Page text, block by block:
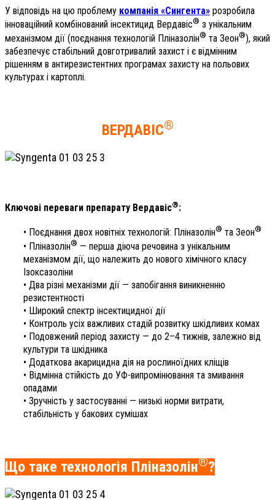
У відповідь на цю проблему компанія «Сингента» розробила
інноваційний комбінований інсектицид Вердавіс® з унікальним
механізмом дії (поєднання технологій Пліназолін® та Зеон®), який
забезпечує стабільний довготривалий захист і є відмінним
рішенням в антирезистентних програмах захисту на польових
культурах і картоплі.
ВЕРДАВІС®
Ключові переваги препарату Вердавіс®:
• Поєднання двох новітніх технологій: Пліназолін® та Зеон®
• Пліназолін® — перша діюча речовина з унікальним
механізмом дії, що належить до нового хімічного класу
Ізоксазоліни
• Два різні механізми дії — запобігання виникненню
резистентності
• Широкий спектр інсектицидної дії
• Контроль усіх важливих стадій розвитку шкідливих комах
• Подовжений період захисту — до 2–4 тижнів, залежно від
культури та шкідника
• Додаткова акарицидна дія на рослиноїдних кліщів
• Відмінна стійкість до УФ-випромінювання та змивання
опадами
• Зручність у застосуванні — низькі норми витрати,
стабільність у бакових сумішах
Що таке технологія Пліназолін®?